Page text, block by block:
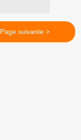
Page suivante >